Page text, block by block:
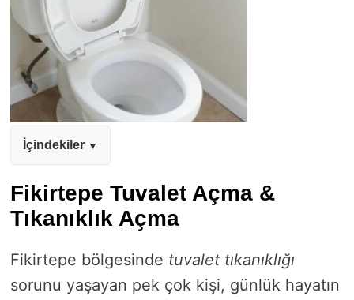
İçindekiler
Fikirtepe Tuvalet Açma &
Tıkanıklık Açma
Fikirtepe bölgesinde tuvalet tıkanıklığı
sorunu yaşayan pek çok kişi, günlük hayatın